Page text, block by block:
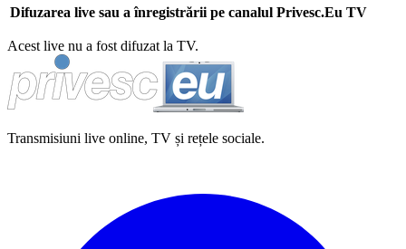
Difuzarea live sau a înregistrării pe canalul Privesc.Eu TV
Acest live nu a fost difuzat la TV.
Transmisiuni live online, TV și rețele sociale.